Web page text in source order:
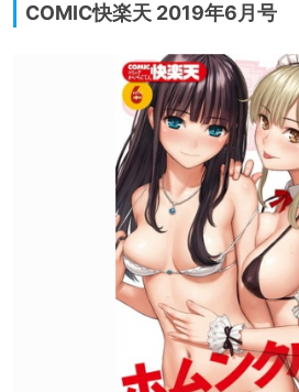
COMIC快楽天 2019年6月号